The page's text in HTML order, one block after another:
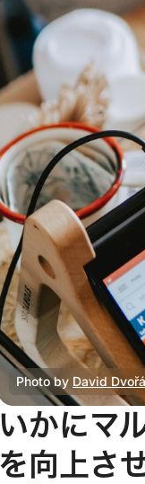
Photo by David
いかにマ
を向上さ